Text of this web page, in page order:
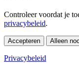
Controleer voordat je
privacybeleid.
Accepteren Alleen
Privacybeleid